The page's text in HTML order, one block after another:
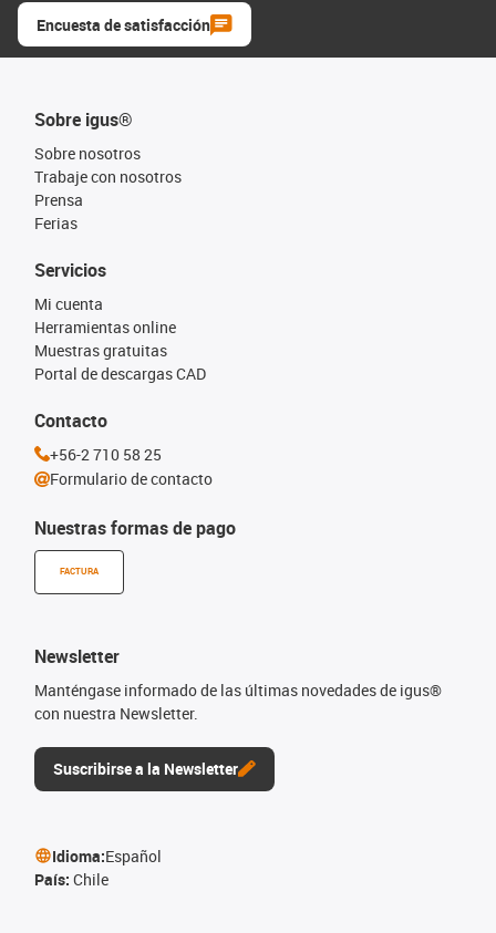
Encuesta de satisfacción
Sobre igus®
Sobre nosotros
Trabaje con nosotros
Prensa
Ferias
Nuestras formas de pago
FACTURA
Servicios
Mi cuenta
Herramientas online
Muestras gratuitas
Portal de descargas CAD
Newsletter
Manténgase informado de las últimas novedades de igus®
con nuestra Newsletter.
Suscribirse a la Newsletter
Contacto
+56-2 710 58 25
Formulario de contacto
Idioma:Español
País: Chile